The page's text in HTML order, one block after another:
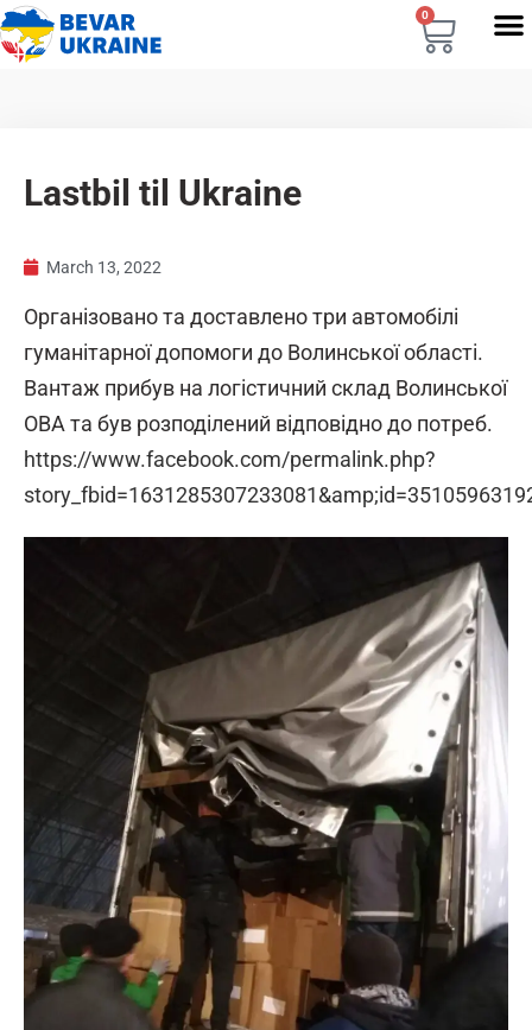
0
Lastbil til Ukraine
March 13, 2022
Організовано та доставлено три автомобілі
гуманітарної допомоги до Волинської області.
Вантаж прибув на логістичний склад Волинської
ОВА та був розподілений відповідно до потреб.
https://www.facebook.com/permalink.php?